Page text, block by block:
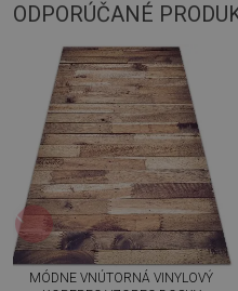
ODPORÚČANÉ
MÓDNE VNÚTORNÁ VINYLOVÝ